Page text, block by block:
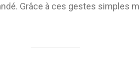
Grâce à ces gestes simples